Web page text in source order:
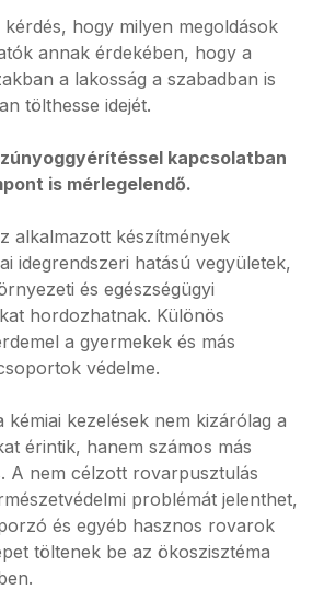
kérdés, hogy milyen megoldások
annak érdekében, hogy a
a lakosság a szabadban is
tölthesse idejét.
kapcsolatban
is mérlegelendő.
alkalmazott készítmények
idegrendszeri hatású vegyületek,
és egészségügyi
hordozhatnak. Különös
a gyermekek és más
védelme.
kémiai kezelések nem kizárólag a
érintik, hanem számos más
A nem célzott rovarpusztulás
problémát jelenthet,
és egyéb hasznos rovarok
töltenek be az ökoszisztéma